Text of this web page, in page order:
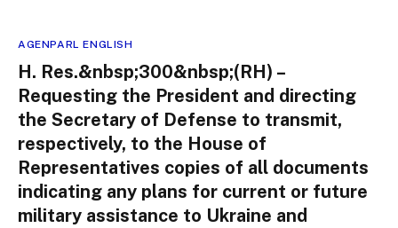
AGENPARL ENGLISH
H. Res.&nbsp;300&nbsp;(RH) –
Requesting the President and directing
the Secretary of Defense to transmit,
respectively, to the House of
Representatives copies of all documents
indicating any plans for current or future
military assistance to Ukraine and